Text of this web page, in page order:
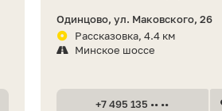
Одинцово, ул. Маковского, 26
Рассказовка, 4.4 км
Минское шоссе
+7 495 135 •• ••